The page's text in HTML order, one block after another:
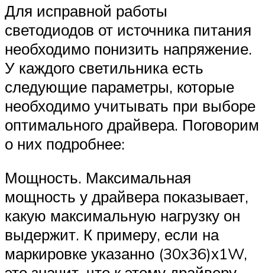
Для исправной работы
светодиодов от источника питания
необходимо понизить напряжение.
У каждого светильника есть
следующие параметры, которые
необходимо учитывать при выборе
оптимального драйвера. Поговорим
о них подробнее:
Мощность. Максимальная
мощность у драйвера показывает,
какую максимальную нагрузку он
выдержит. К примеру, если на
маркировке указанно (30х36)х1W,